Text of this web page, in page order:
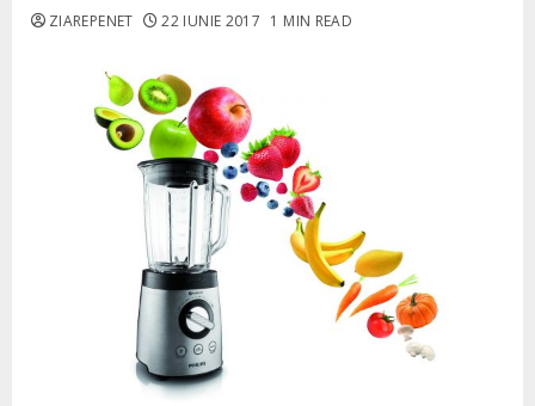
ZIAREPENET 22 IUNIE 2017 1 MIN READ